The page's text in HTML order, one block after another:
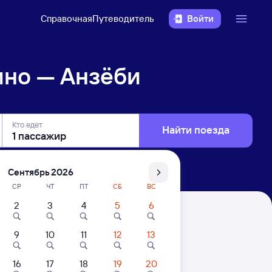
СправочнаяПутеводитель Войти
— Анзёби
Кто едет Найти поезда
Сентябрь 2026
СР ЧТ ПТ СБ ВС
2 3 4 5 6
9 10 11 12 13
16 17 18 19 20